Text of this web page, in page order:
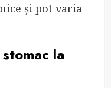
și pot varia
la